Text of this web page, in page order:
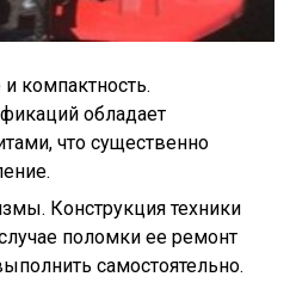
компактность.
обладает
что существенно
Конструкция техники
поломки ее ремонт
самостоятельно.